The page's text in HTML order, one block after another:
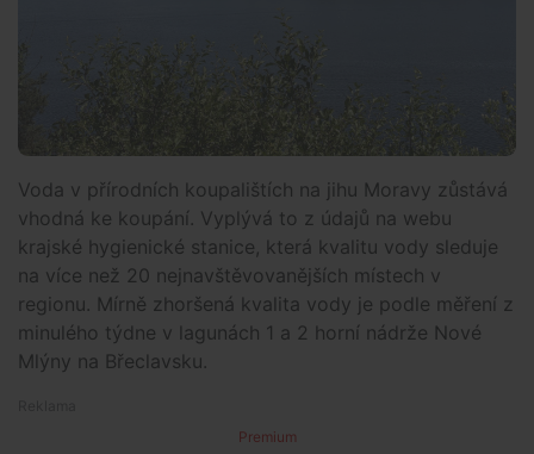
Voda v přírodních koupalištích na jihu Moravy zůstává
vhodná ke koupání. Vyplývá to z údajů na webu
krajské hygienické stanice, která kvalitu vody sleduje
na více než 20 nejnavštěvovanějších místech v
regionu. Mírně zhoršená kvalita vody je podle měření z
minulého týdne v lagunách 1 a 2 horní nádrže Nové
Mlýny na Břeclavsku.
Premium